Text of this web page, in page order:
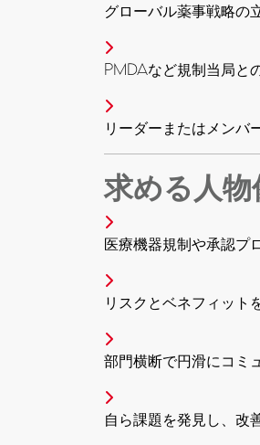
グローバル薬事戦略の
PMDAなど規制当局と
リーダーまたはメンバ
求める人物
医療機器規制や承認プ
リスクとベネフィット
部門横断で円滑にコミ
自ら課題を発見し、改